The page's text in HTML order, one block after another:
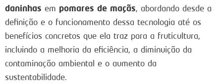
daninhas em pomares de maçãs, abordando desde a
definição e o funcionamento dessa tecnologia até os
benefícios concretos que ela traz para a fruticultura,
incluindo a melhoria da eficiência, a diminuição da
contaminação ambiental e o aumento da
sustentabilidade.